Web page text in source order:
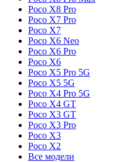
Poco X8 Pro
Poco X7 Pro
Poco X7
Poco X6 Neo
Poco X6 Pro
Poco X6
Poco X5 Pro 5G
Poco X5 5G
Poco X4 Pro 5G
Poco X4 GT
Poco X3 GT
Poco X3 Pro
Poco X3
Poco X2
Все модели